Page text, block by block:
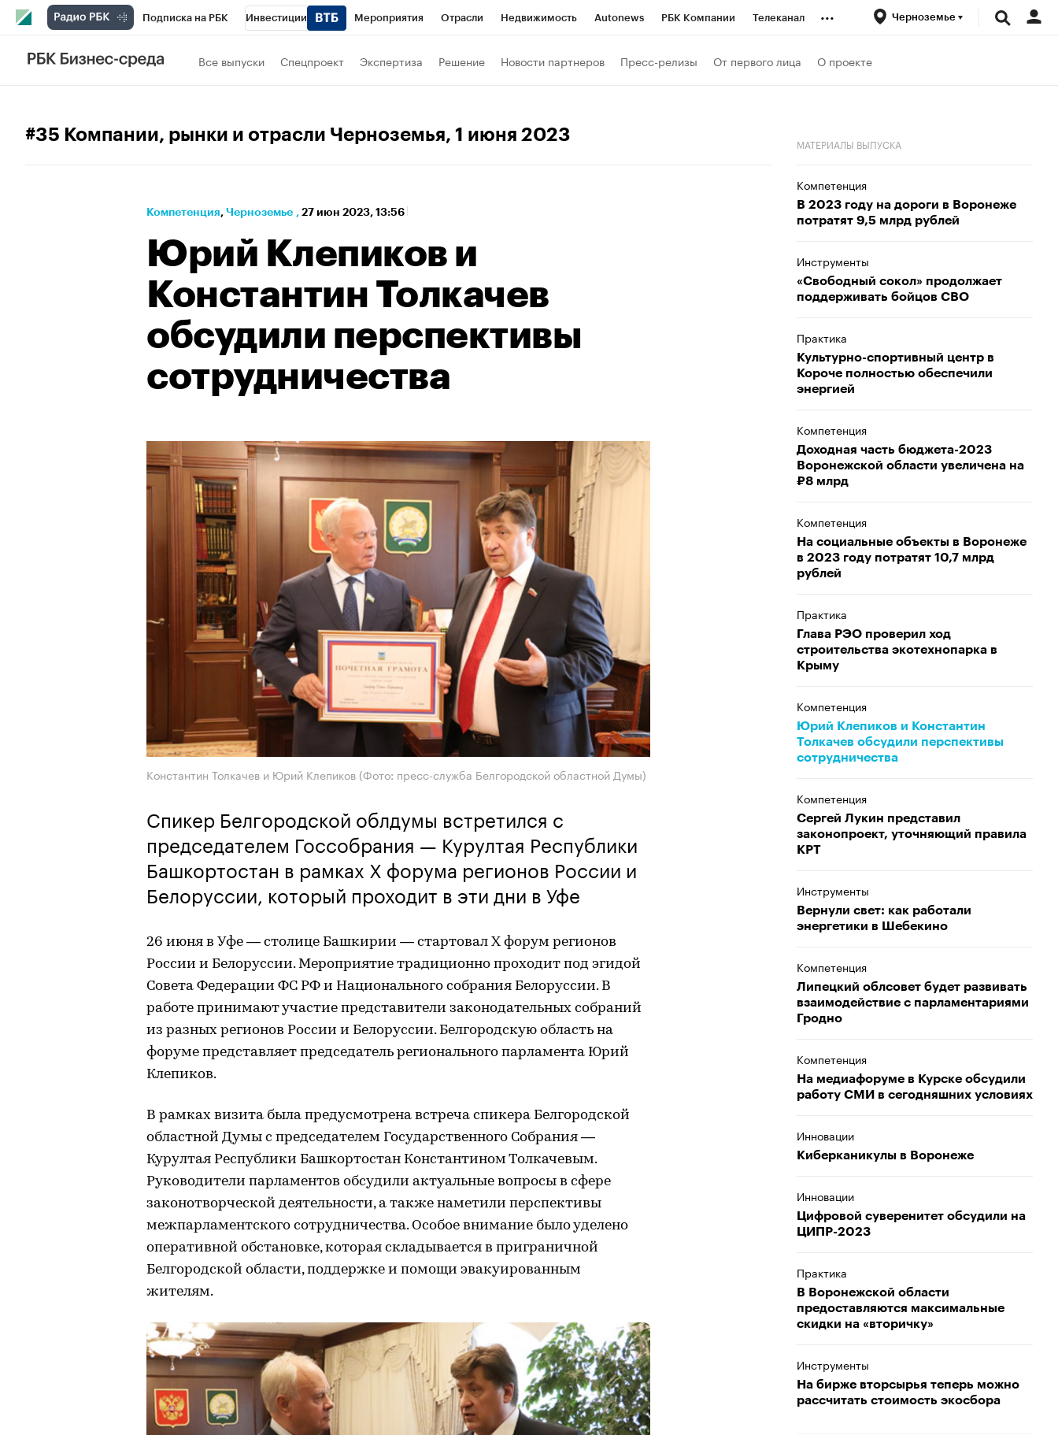
Подписка на РБК Инвестиции Мероприятия Отрасли Недвижимость Autonews РБК Компании Телеканал
РБК Вино
... Черноземье
Все выпуски Спецпроект Экспертиза Решение Новости партнеров Пресс-релизы От первого лица О проекте
#35 Компании, рынки и отрасли Черноземья, 1 июня 2023
Компетенция⁠, Черноземье , 27 июн 2023, 13:56
Юрий Клепиков и
Константин Толкачев
обсудили перспективы
сотрудничества
Константин Толкачев и Юрий Клепиков (Фото: пресс-служба Белгородской областной Думы)
Спикер Белгородской облдумы встретился с
председателем Госсобрания — Курултая Республики
Башкортостан в рамках Х форума регионов России и
Белоруссии, который проходит в эти дни в Уфе
26 июня в Уфе — столице Башкирии — стартовал Х форум регионов
России и Белоруссии. Мероприятие традиционно проходит под эгидой
Совета Федерации ФС РФ и Национального собрания Белоруссии. В
работе принимают участие представители законодательных собраний
из разных регионов России и Белоруссии. Белгородскую область на
форуме представляет председатель регионального парламента Юрий
Клепиков.
В рамках визита была предусмотрена встреча спикера Белгородской
областной Думы с председателем Государственного Собрания —
Курултая Республики Башкортостан Константином Толкачевым.
Руководители парламентов обсудили актуальные вопросы в сфере
законотворческой деятельности, а также наметили перспективы
межпарламентского сотрудничества. Особое внимание было уделено
оперативной обстановке, которая складывается в приграничной
Белгородской области, поддержке и помощи эвакуированным
жителям.
МАТЕРИАЛЫ ВЫПУСКА
Компетенция
В 2023 году на дороги в Воронеже
потратят 9,5 млрд рублей
Инструменты
«Свободный сокол» продолжает
поддерживать бойцов СВО
Практика
Культурно-спортивный центр в
Короче полностью обеспечили
энергией
Компетенция
Доходная часть бюджета-2023
Воронежской области увеличена на
₽8 млрд
Компетенция
На социальные объекты в Воронеже
в 2023 году потратят 10,7 млрд
рублей
Практика
Глава РЭО проверил ход
строительства экотехнопарка в
Крыму
Компетенция
Юрий Клепиков и Константин
Толкачев обсудили перспективы
сотрудничества
Компетенция
Сергей Лукин представил
законопроект, уточняющий правила
КРТ
Инструменты
Вернули свет: как работали
энергетики в Шебекино
Компетенция
Липецкий облсовет будет развивать
взаимодействие с парламентариями
Гродно
Компетенция
На медиафоруме в Курске обсудили
работу СМИ в сегодняшних условиях
Инновации
Киберканикулы в Воронеже
Инновации
Цифровой суверенитет обсудили на
ЦИПР-2023
Практика
В Воронежской области
предоставляются максимальные
скидки на «вторичку»
Инструменты
На бирже вторсырья теперь можно
рассчитать стоимость экосбора